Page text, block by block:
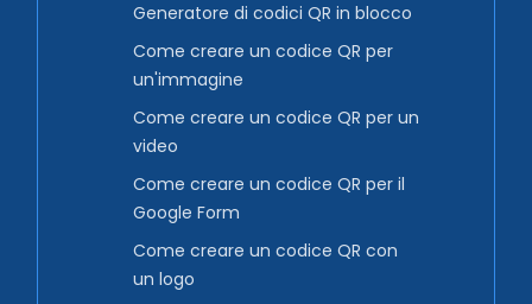
Generatore di codici QR in blocco
Come creare un codice QR per
un'immagine
Come creare un codice QR per un
video
Come creare un codice QR per il
Google Form
Come creare un codice QR con
un logo